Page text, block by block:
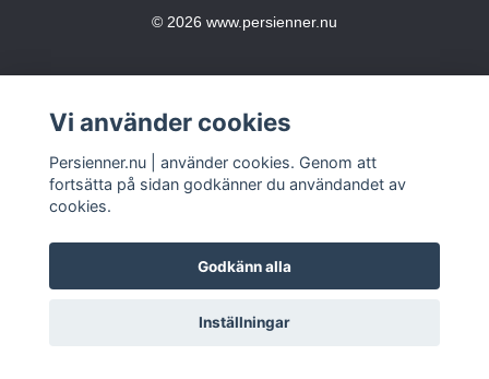
© 2026 www.persienner.nu
Vi använder cookies
Persienner.nu | använder cookies. Genom att
fortsätta på sidan godkänner du användandet av
cookies.
Godkänn alla
Inställningar